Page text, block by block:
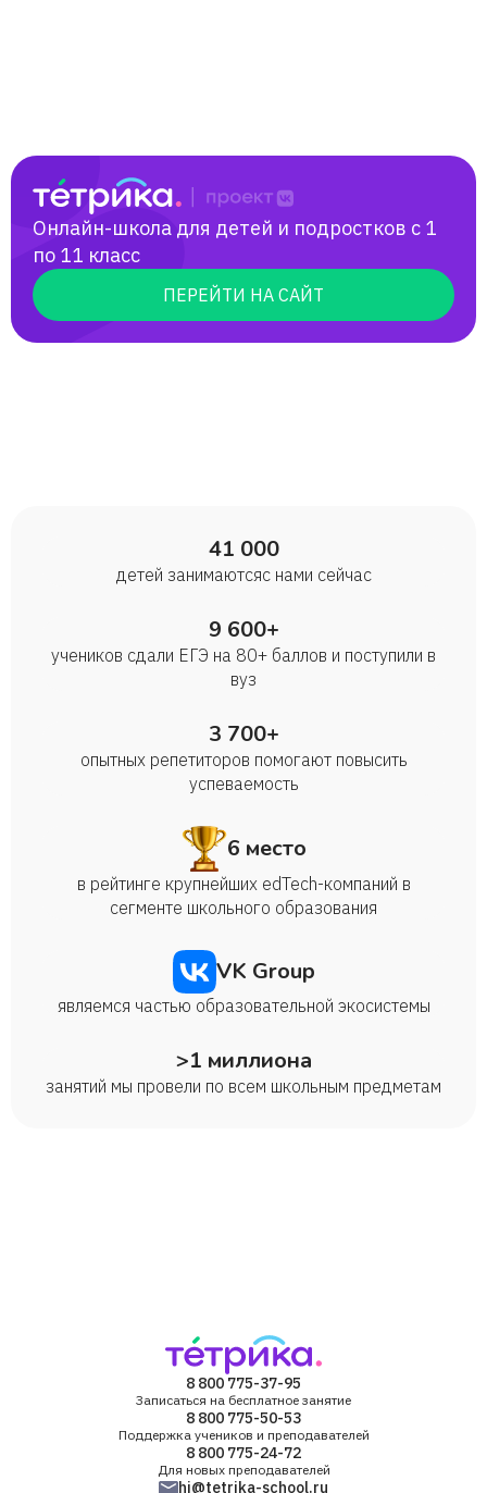
Онлайн-школа для детей и подростков с 1
по 11 класс
ПЕРЕЙТИ НА САЙТ
41 000
детей занимаются с нами сейчас
9 600+
учеников сдали ЕГЭ на 80+ баллов и поступили в
вуз
3 700+
опытных репетиторов помогают повысить
успеваемость
6 место
в рейтинге крупнейших edTech-компаний в
сегменте школьного образования
VK Group
являемся частью образовательной экосистемы
>1 миллиона
занятий мы провели по всем школьным предметам
8 800 775-37-95
Записаться на бесплатное занятие
8 800 775-50-53
Поддержка учеников и преподавателей
8 800 775-24-72
Для новых преподавателей
hi@tetrika-school.ru